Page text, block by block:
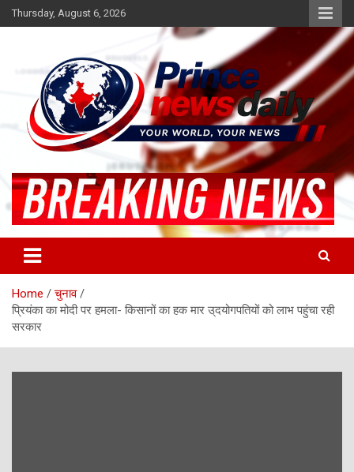
Skip
to
Thursday, August 6, 2026
Princenews Daily
Home
चुनाव
प्रियंका का मोदी पर हमला- किसानों का हक मार उ्दयोगपतियों को लाभ पहुंचा रही
सरकार